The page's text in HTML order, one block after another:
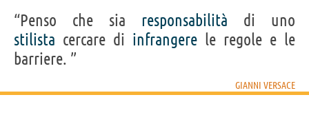
“Penso che sia responsabilità di uno
stilista cercare di infrangere le regole e le
barriere. ”
GIANNI VERSACE